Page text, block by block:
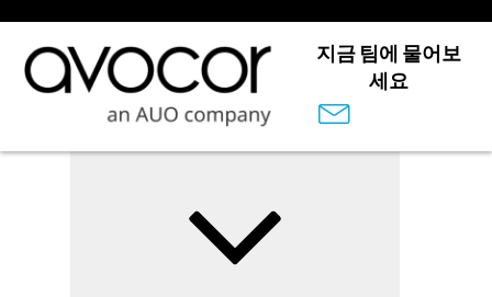
지금 팀에 물어보
세요
Submenu